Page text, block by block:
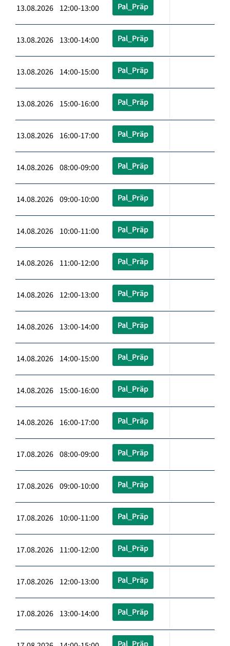
13.08.2026 12:00-13:00 Pal_Präp
13.08.2026 13:00-14:00 Pal_Präp
13.08.2026 14:00-15:00 Pal_Präp
13.08.2026 15:00-16:00 Pal_Präp
13.08.2026 16:00-17:00 Pal_Präp
14.08.2026 08:00-09:00 Pal_Präp
14.08.2026 09:00-10:00 Pal_Präp
14.08.2026 10:00-11:00 Pal_Präp
14.08.2026 11:00-12:00 Pal_Präp
14.08.2026 12:00-13:00 Pal_Präp
14.08.2026 13:00-14:00 Pal_Präp
14.08.2026 14:00-15:00 Pal_Präp
14.08.2026 15:00-16:00 Pal_Präp
14.08.2026 16:00-17:00 Pal_Präp
17.08.2026 08:00-09:00 Pal_Präp
17.08.2026 09:00-10:00 Pal_Präp
17.08.2026 10:00-11:00 Pal_Präp
17.08.2026 11:00-12:00 Pal_Präp
17.08.2026 12:00-13:00 Pal_Präp
17.08.2026 13:00-14:00 Pal_Präp